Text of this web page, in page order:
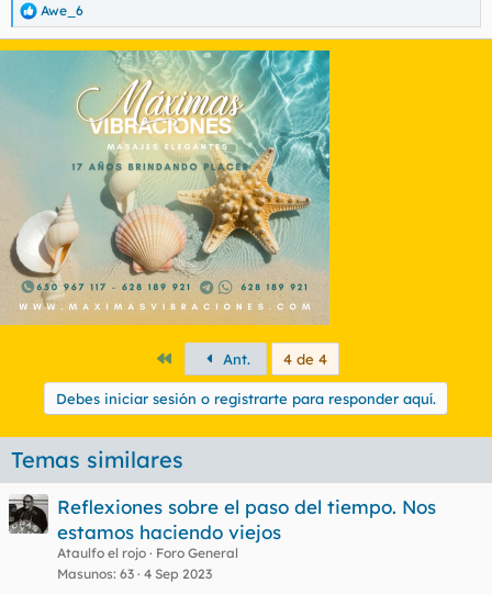
R
e
a
Awe_6
PrimeroAnt. 4 de 4
Debes iniciar sesión o registrarte para responder aquí.
Temas similares
Reflexiones sobre el paso del tiempo. Nos
estamos haciendo viejos
Ataulfo el rojo
Foro General
Masunos 63 4 Sep 2023